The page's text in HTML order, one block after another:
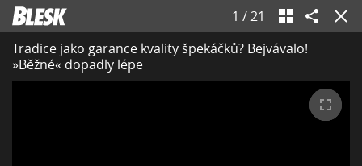
1 /21
Tradice jako garance kvality špekáčků? Bejvávalo!
»Běžné« dopadly lépe